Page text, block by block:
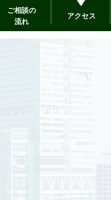
ご相談の
流れ
アクセス